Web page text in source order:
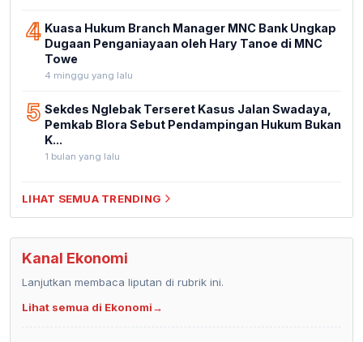
4 Kuasa Hukum Branch Manager MNC Bank Ungkap
Dugaan Penganiayaan oleh Hary Tanoe di MNC
Towe
4 minggu yang lalu
5 Sekdes Nglebak Terseret Kasus Jalan Swadaya,
Pemkab Blora Sebut Pendampingan Hukum Bukan
K...
1 bulan yang lalu
LIHAT SEMUA TRENDING
Kanal Ekonomi
Lanjutkan membaca liputan di rubrik ini.
Lihat semua di Ekonomi→